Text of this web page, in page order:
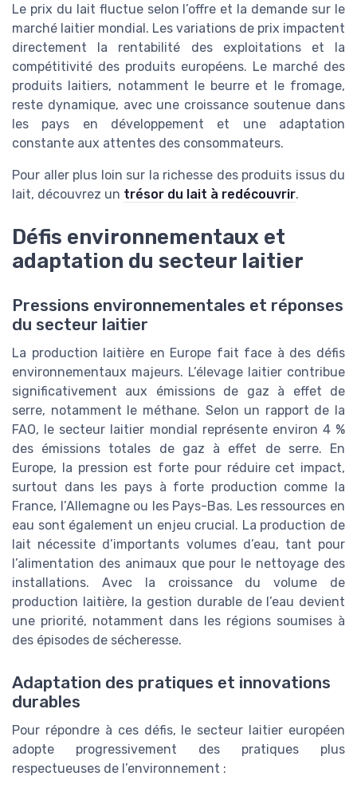
Le prix du lait fluctue selon l’offre et la demande sur le
marché laitier mondial. Les variations de prix impactent
directement la rentabilité des exploitations et la
compétitivité des produits européens. Le marché des
produits laitiers, notamment le beurre et le fromage,
reste dynamique, avec une croissance soutenue dans
les pays en développement et une adaptation
constante aux attentes des consommateurs.
Pour aller plus loin sur la richesse des produits issus du
lait, découvrez un trésor du lait à redécouvrir.
Défis environnementaux et
adaptation du secteur laitier
Pressions environnementales et réponses
du secteur laitier
La production laitière en Europe fait face à des défis
environnementaux majeurs. L’élevage laitier contribue
significativement aux émissions de gaz à effet de
serre, notamment le méthane. Selon un rapport de la
FAO, le secteur laitier mondial représente environ 4 %
des émissions totales de gaz à effet de serre. En
Europe, la pression est forte pour réduire cet impact,
surtout dans les pays à forte production comme la
France, l’Allemagne ou les Pays-Bas. Les ressources en
eau sont également un enjeu crucial. La production de
lait nécessite d’importants volumes d’eau, tant pour
l’alimentation des animaux que pour le nettoyage des
installations. Avec la croissance du volume de
production laitière, la gestion durable de l’eau devient
une priorité, notamment dans les régions soumises à
des épisodes de sécheresse.
Adaptation des pratiques et innovations
durables
Pour répondre à ces défis, le secteur laitier européen
adopte progressivement des pratiques plus
respectueuses de l’environnement :